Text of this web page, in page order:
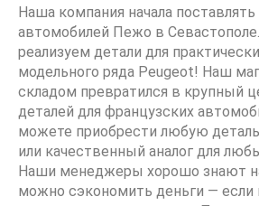
Наша компания начала поставлять
автомобилей Пежо в
реализуем детали для
модельного ряда Peugeot! Наш
складом превратился в крупный
деталей для французских
можете приобрести любую
или качественный аналог для
Наши менеджеры хорошо знают
можно сэкономить деньги — если